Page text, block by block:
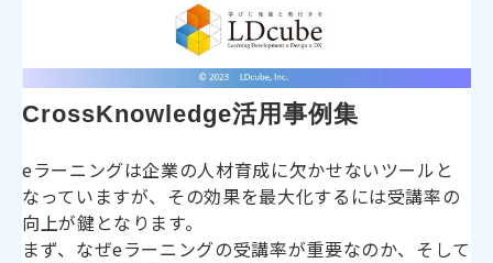
CrossKnowledge活用事例集
eラーニングは企業の人材育成に欠かせないツールと
なっていますが、その効果を最大化するには受講率の
向上が鍵となります。
まず、なぜeラーニングの受講率が重要なのか、そして